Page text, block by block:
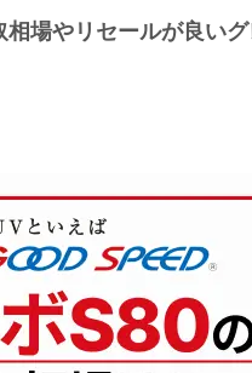
場やリセールが良い